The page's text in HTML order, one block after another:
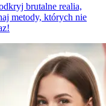
brutalne realia,
metody, których nie